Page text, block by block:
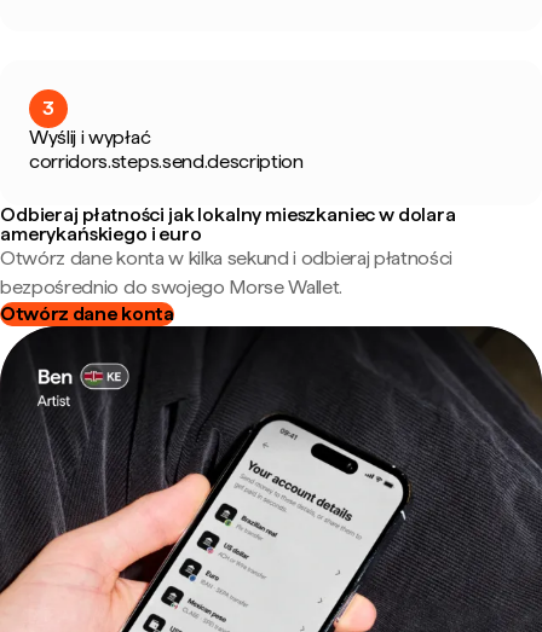
3
Wyślij i wypłać
corridors.steps.send.description
Odbieraj płatności jak lokalny mieszkaniec w dolara
amerykańskiego i euro
Otwórz dane konta w kilka sekund i odbieraj płatności
bezpośrednio do swojego Morse Wallet.
Otwórz dane konta